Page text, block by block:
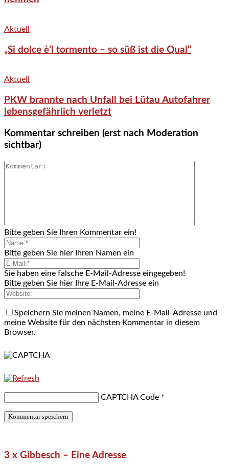
Aktuell
„Si dolce è’l tormento – so süß ist die Qual“
Aktuell
PKW brannte nach Unfall bei Lütau Autofahrer
lebensgefährlich verletzt
Kommentar schreiben (erst nach Moderation
sichtbar)
Bitte geben Sie Ihren Kommentar ein!
Bitte geben Sie hier Ihren Namen ein
Sie haben eine falsche E-Mail-Adresse eingegeben!
Bitte geben Sie hier Ihre E-Mail-Adresse ein
Speichern Sie meinen Namen, meine E-Mail-Adresse und
meine Website für den nächsten Kommentar in diesem
Browser.
CAPTCHA Code *
3 x Gibbesch – Eine Adresse